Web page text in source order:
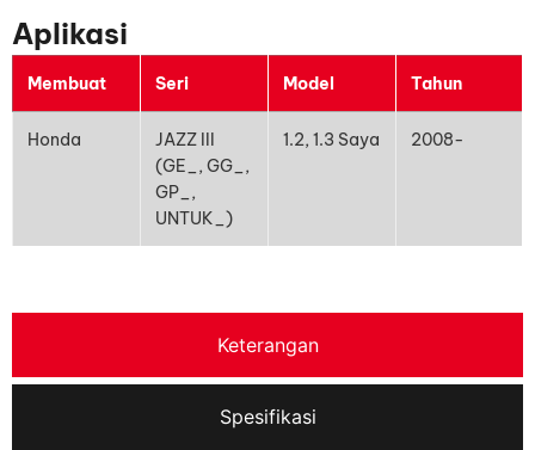
Aplikasi
Membuat Seri Model Tahun
Honda
JAZZ III
(GE_, GG_,
GP_,
UNTUK_)
1.2, 1.3 Saya 2008-
Keterangan
Spesifikasi